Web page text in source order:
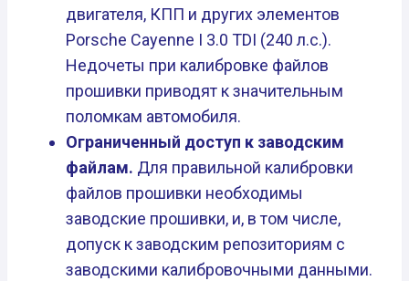
двигателя, КПП и других элементов
Porsche Cayenne I 3.0 TDI (240 л.с.).
Недочеты при калибровке файлов
прошивки приводят к значительным
поломкам автомобиля.
Ограниченный доступ к заводским
файлам. Для правильной калибровки
файлов прошивки необходимы
заводские прошивки, и, в том числе,
допуск к заводским репозиториям с
заводскими калибровочными данными.